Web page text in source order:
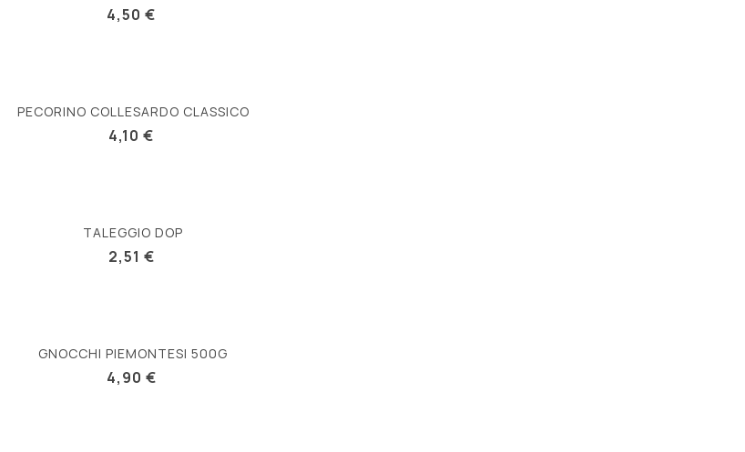
4,50 €
PECORINO COLLESARDO CLASSICO
4,10 €
TALEGGIO DOP
2,51 €
GNOCCHI PIEMONTESI 500G
4,90 €